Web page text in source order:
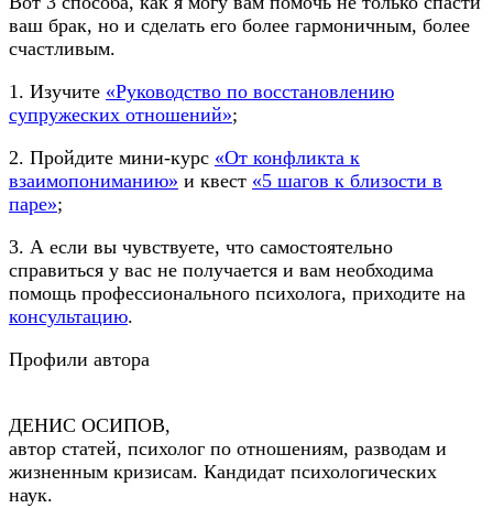
ваш брак, но и сделать его более гармоничным, более
счастливым.
1. Изучите «Руководство по восстановлению
супружеских отношений»;
2. Пройдите мини-курс «От конфликта к
взаимопониманию» и квест «5 шагов к близости в
паре»;
3. А если вы чувствуете, что самостоятельно
справиться у вас не получается и вам необходима
помощь профессионального психолога, приходите на
консультацию.
Профили автора
ДЕНИС ОСИПОВ,
автор статей, психолог по отношениям, разводам и
жизненным кризисам. Кандидат психологических
наук.